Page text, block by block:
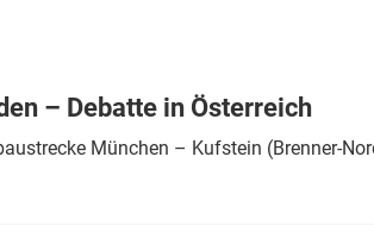
– Debatte in Österreich
München – Kufstein (Brenner-